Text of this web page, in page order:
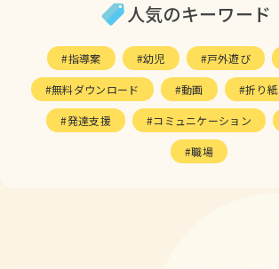
人気のキーワード
指導案 幼児 戸外遊び
無料ダウンロード 動画 折り紙
発達支援 コミュニケーション
職場